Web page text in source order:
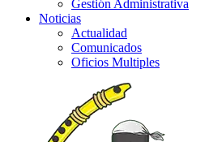
Gestión Administrativa
Noticias
Actualidad
Comunicados
Oficios Multiples